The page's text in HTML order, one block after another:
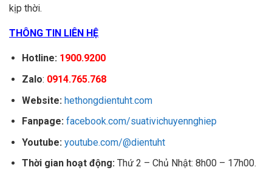
kịp thời.
THÔNG TIN LIÊN HỆ
Hotline: 1900.9200
Zalo: 0914.765.768
Website: hethongdientuht.com
Fanpage: facebook.com/suativichuyennghiep
Youtube: youtube.com/@dientuht
Thời gian hoạt động:Thứ 2 – Chủ Nhật: 8h00 – 17h00.